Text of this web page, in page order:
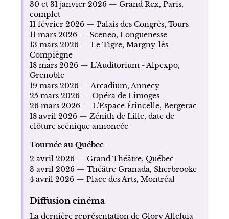
Tournée Glory Alleluia en 2026
La tournée de Glory Alleluia se poursuit en
2026 avec une série de dates en France, en
Belgique, puis au Québec. Elle entre alors
dans sa période de clôture progressive.
Dates clés en France et en Europe
30 et 31 janvier 2026 — Grand Rex, Paris,
complet
11 février 2026 — Palais des Congrès, Tours
11 mars 2026 — Sceneo, Longuenesse
13 mars 2026 — Le Tigre, Margny-lès-
Compiègne
18 mars 2026 — L’Auditorium - Alpexpo,
Grenoble
19 mars 2026 — Arcadium, Annecy
25 mars 2026 — Opéra de Limoges
18 avril 2026 — Zénith de Lille, date de
clôture scénique annoncée